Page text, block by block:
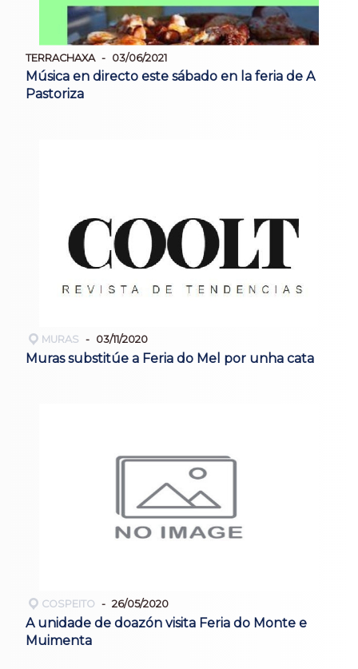
TERRACHAXA 03/06/2021
Música en directo este sábado en la feria de A
Pastoriza
MURAS 03/11/2020
Muras substitúe a Feria do Mel por unha cata
COSPEITO 26/05/2020
A unidade de doazón visita Feria do Monte e
Muimenta